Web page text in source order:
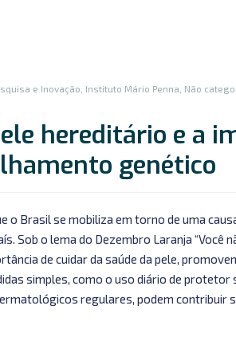
e Inovação Instituto Mário Penna Não
hereditário e a
genético
o Brasil se mobiliza em torno de uma
Sob o lema do Dezembro Laranja “Você
de cuidar da saúde da pele,
simples, como o uso diário de protetor
regulares, podem contribuir